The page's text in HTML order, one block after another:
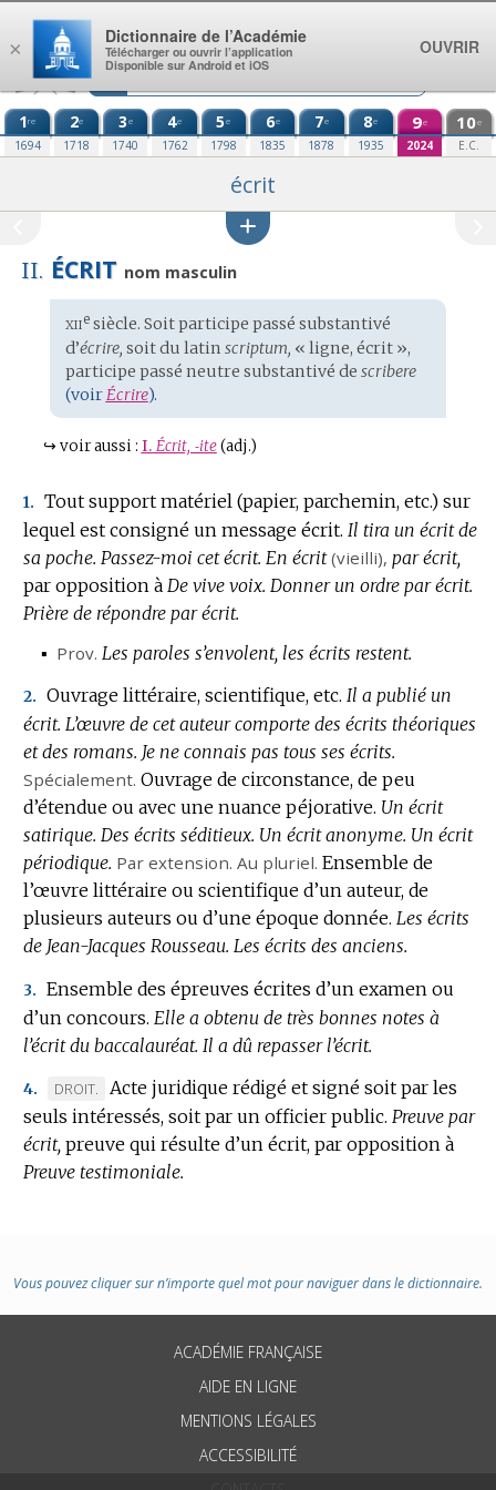
Aller au contenu
1re
1694
2e
1718
3e
1740
4e
1762
5e
1798
6e
1835
7e
1878
8e
1935
9e
2024
10e
E.C.
écrit
II. ÉCRIT nom masculin
Étymologie
:
xiiesiècle. Soit participe passé substantivé
d’écrire, soit du latin scriptum, « ligne, écrit »,
participe passé neutre substantivé de scribere
(voirÉcrire).
↪ voir aussi : I. Écrit, ‑ite (adj.)
1. Tout support matériel (papier, parchemin, etc.) sur
lequel est consigné un message écrit. Il tira un écrit de
sa poche. Passez-moi cet écrit. En écrit (vieilli), par écrit,
par opposition à De vive voix. Donner un ordre par écrit.
Prière de répondre par écrit.
▪ Prov. Les paroles s’envolent, les écrits restent.
2. Ouvrage littéraire, scientifique, etc. Il a publié un
écrit. L’œuvre de cet auteur comporte des écrits théoriques
et des romans. Je ne connais pas tous ses écrits.
Spécialement. Ouvrage de circonstance, de peu
d’étendue ou avec une nuance péjorative. Un écrit
satirique. Des écrits séditieux. Un écrit anonyme. Un écrit
périodique. Par extension. Au pluriel. Ensemble de
l’œuvre littéraire ou scientifique d’un auteur, de
plusieurs auteurs ou d’une époque donnée. Les écrits
de Jean-Jacques Rousseau. Les écrits des anciens.
3. Ensemble des épreuves écrites d’un examen ou
d’un concours. Elle a obtenu de très bonnes notes à
l’écrit du baccalauréat. Il a dû repasser l’écrit.
4.
MARQUE
DE
DOMAINE
:
DROIT.
Acte juridique rédigé et signé soit par les
seuls intéressés, soit par un officier public. Preuve par
écrit, preuve qui résulte d’un écrit, par opposition à
Preuve testimoniale.
Vous pouvez cliquer sur n’importe quel mot pour naviguer dans le dictionnaire.
ACADÉMIE FRANÇAISE
AIDE EN LIGNE
MENTIONS LÉGALES
ACCESSIBILITÉ
×
Dictionnaire de l’Académie
Télécharger ou ouvrir l’application
Disponible sur Android et iOS
OUVRIR